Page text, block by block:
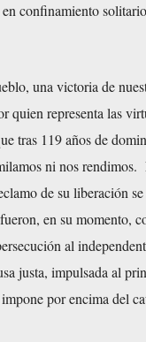
en confinamiento
una victoria de
quien representa las
tras 119 años de
ni nos
de su liberación
en su momento,
al
justa, impulsada al
por encima del